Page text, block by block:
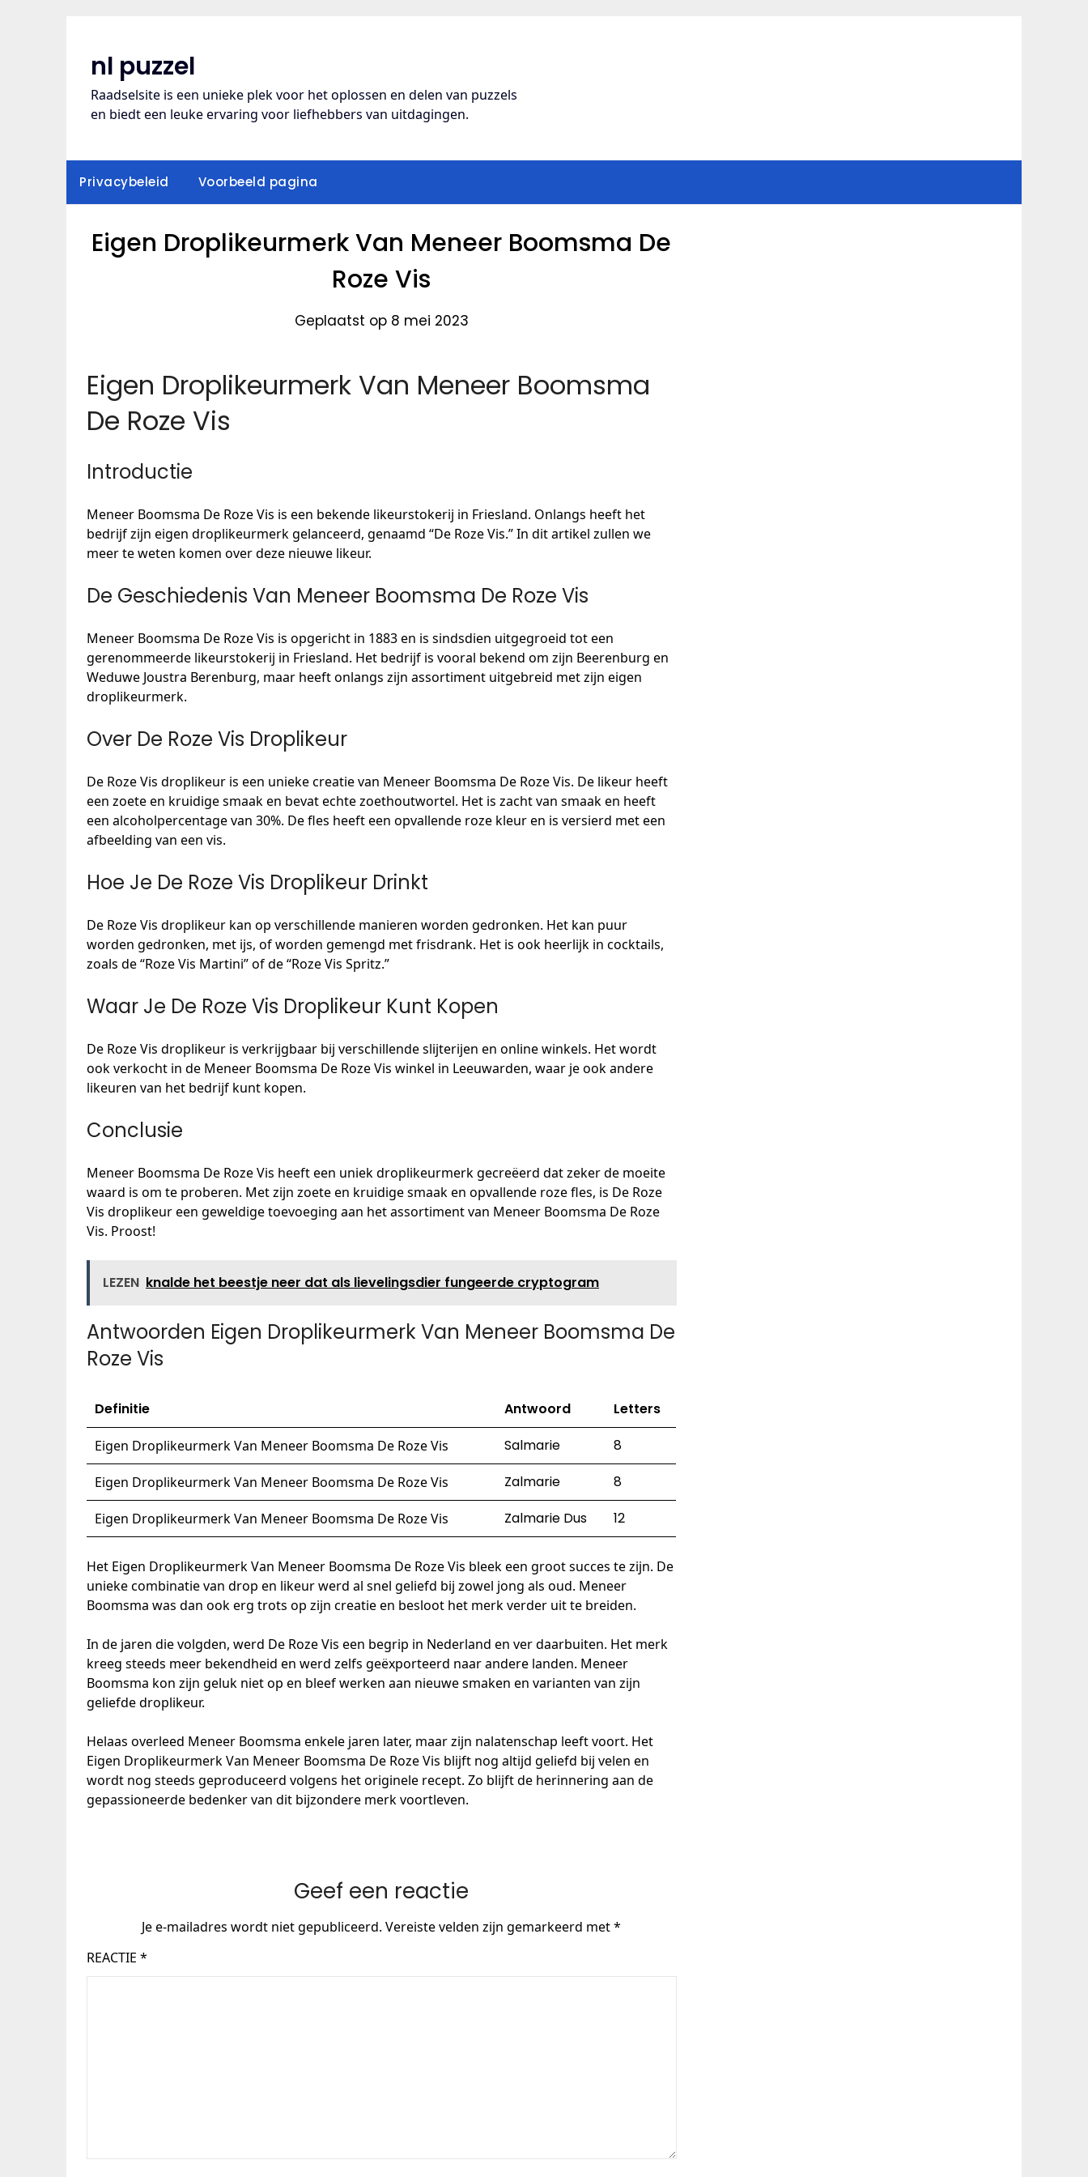
nl puzzel
Raadselsite is een unieke plek voor het oplossen en delen van puzzels
en biedt een leuke ervaring voor liefhebbers van uitdagingen.
Privacybeleid Voorbeeld pagina
Eigen Droplikeurmerk Van Meneer Boomsma De
Roze Vis
Geplaatst op 8 mei 2023
Eigen Droplikeurmerk Van Meneer Boomsma
De Roze Vis
Introductie
Meneer Boomsma De Roze Vis is een bekende likeurstokerij in Friesland. Onlangs heeft het
bedrijf zijn eigen droplikeurmerk gelanceerd, genaamd “De Roze Vis.” In dit artikel zullen we
meer te weten komen over deze nieuwe likeur.
De Geschiedenis Van Meneer Boomsma De Roze Vis
Meneer Boomsma De Roze Vis is opgericht in 1883 en is sindsdien uitgegroeid tot een
gerenommeerde likeurstokerij in Friesland. Het bedrijf is vooral bekend om zijn Beerenburg en
Weduwe Joustra Berenburg, maar heeft onlangs zijn assortiment uitgebreid met zijn eigen
droplikeurmerk.
Over De Roze Vis Droplikeur
De Roze Vis droplikeur is een unieke creatie van Meneer Boomsma De Roze Vis. De likeur heeft
een zoete en kruidige smaak en bevat echte zoethoutwortel. Het is zacht van smaak en heeft
een alcoholpercentage van 30%. De fles heeft een opvallende roze kleur en is versierd met een
afbeelding van een vis.
Hoe Je De Roze Vis Droplikeur Drinkt
De Roze Vis droplikeur kan op verschillende manieren worden gedronken. Het kan puur
worden gedronken, met ijs, of worden gemengd met frisdrank. Het is ook heerlijk in cocktails,
zoals de “Roze Vis Martini” of de “Roze Vis Spritz.”
Waar Je De Roze Vis Droplikeur Kunt Kopen
De Roze Vis droplikeur is verkrijgbaar bij verschillende slijterijen en online winkels. Het wordt
ook verkocht in de Meneer Boomsma De Roze Vis winkel in Leeuwarden, waar je ook andere
likeuren van het bedrijf kunt kopen.
Conclusie
Meneer Boomsma De Roze Vis heeft een uniek droplikeurmerk gecreëerd dat zeker de moeite
waard is om te proberen. Met zijn zoete en kruidige smaak en opvallende roze fles, is De Roze
Vis droplikeur een geweldige toevoeging aan het assortiment van Meneer Boomsma De Roze
Vis. Proost!
LEZEN knalde het beestje neer dat als lievelingsdier fungeerde cryptogram
Antwoorden Eigen Droplikeurmerk Van Meneer Boomsma De
Roze Vis
Definitie Antwoord Letters
Eigen Droplikeurmerk Van Meneer Boomsma De Roze Vis Salmarie 8
Eigen Droplikeurmerk Van Meneer Boomsma De Roze Vis Zalmarie 8
Eigen Droplikeurmerk Van Meneer Boomsma De Roze Vis Zalmarie Dus 12
Het Eigen Droplikeurmerk Van Meneer Boomsma De Roze Vis bleek een groot succes te zijn. De
unieke combinatie van drop en likeur werd al snel geliefd bij zowel jong als oud. Meneer
Boomsma was dan ook erg trots op zijn creatie en besloot het merk verder uit te breiden.
In de jaren die volgden, werd De Roze Vis een begrip in Nederland en ver daarbuiten. Het merk
kreeg steeds meer bekendheid en werd zelfs geëxporteerd naar andere landen. Meneer
Boomsma kon zijn geluk niet op en bleef werken aan nieuwe smaken en varianten van zijn
geliefde droplikeur.
Helaas overleed Meneer Boomsma enkele jaren later, maar zijn nalatenschap leeft voort. Het
Eigen Droplikeurmerk Van Meneer Boomsma De Roze Vis blijft nog altijd geliefd bij velen en
wordt nog steeds geproduceerd volgens het originele recept. Zo blijft de herinnering aan de
gepassioneerde bedenker van dit bijzondere merk voortleven.
Geef een reactie
Je e-mailadres wordt niet gepubliceerd. Vereiste velden zijn gemarkeerd met*
REACTIE *